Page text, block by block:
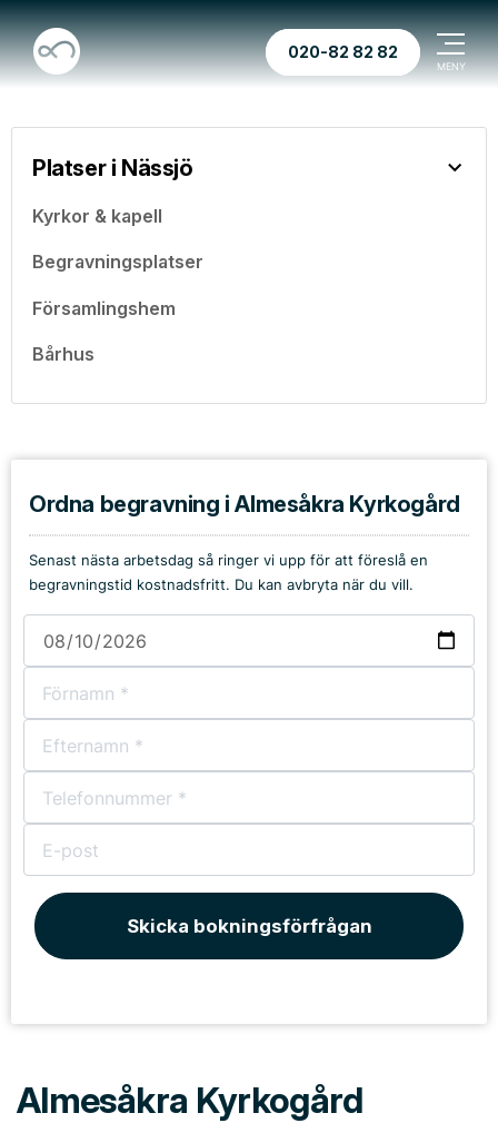
020-82 82 82
Platser i Nässjö
Kyrkor & kapell
Begravningsplatser
Församlingshem
Bårhus
Ordna begravning i Almesåkra Kyrkogård
Senast nästa arbetsdag så ringer vi upp för att föreslå en
begravningstid kostnadsfritt. Du kan avbryta när du vill.
Skicka bokningsförfrågan
Almesåkra Kyrkogård